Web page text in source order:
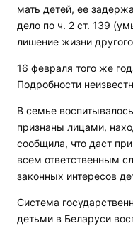
мать детей, ее
дело по ч. 2 ст. 139
лишение жизни
16 февраля того же
Подробности
В семье
признаны лицами,
сообщила, что даст
всем ответственным
законных интересов
Система
детьми в Беларуси